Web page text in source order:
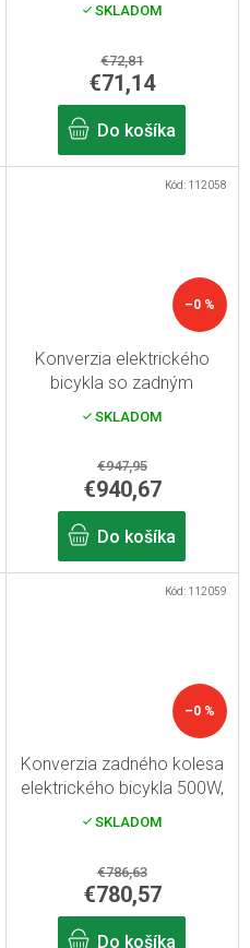
SKLADOM
€72,81
€71,14
Do košíka
–0 %
Konverzia elektrického
bicykla so zadným
SKLADOM
€947,95
€940,67
Do košíka
Kód: 112058
–0 %
Konverzia zadného kolesa
elektrického bicykla 500W,
15,6Ah batéria, s displejom,
SKLADOM
€786,63
€780,57
Do košíka
Kód: 112059